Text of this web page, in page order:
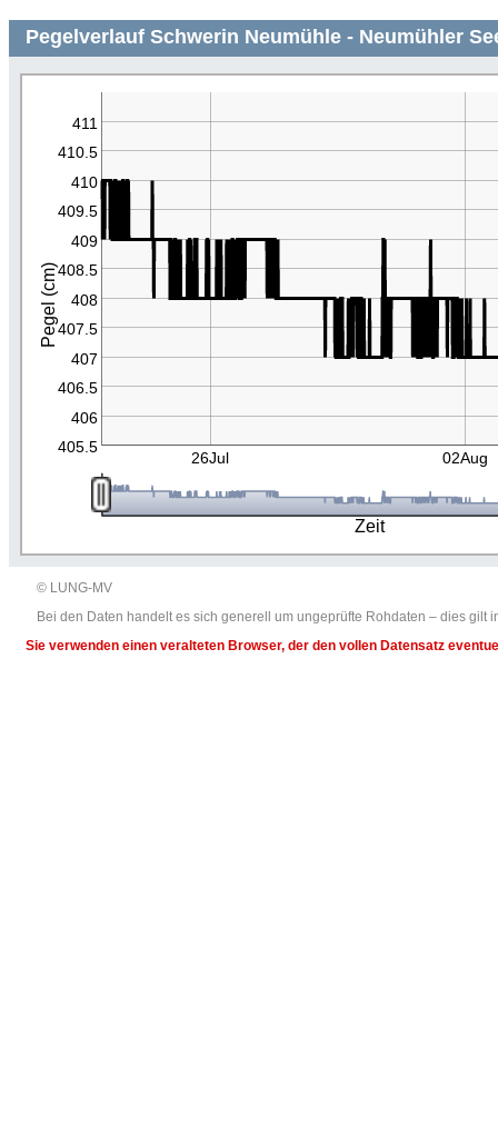
Pegelverlauf Schwerin Neumühle - Neumühler
Zeit
Pegel (cm)
405.5
406
406.5
407
407.5
408
408.5
409
409.5
410
410.5
411
26Jul 02Aug
© LUNG-MV
Bei den Daten handelt es sich generell um ungeprüfte Rohdaten – dies
Sie verwenden einen veralteten Browser, der den vollen Datensatz